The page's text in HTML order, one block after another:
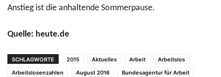
Anstieg ist die anhaltende Sommerpause.
Quelle: heute.de
SCHLAGWORTE 2015 Aktuelles Arbeit
Arbeitslos
Arbeitslosenzahlen
August 2016
Bundesagentur für Arbeit